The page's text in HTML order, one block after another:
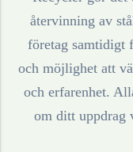
återvinning av
företag samtidigt
och möjlighet att
och erfarenhet.
om ditt uppdrag